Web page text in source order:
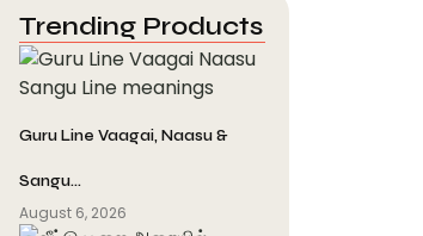
Trending Products
Guru Line Vaagai, Naasu &
Sangu…
August 6, 2026